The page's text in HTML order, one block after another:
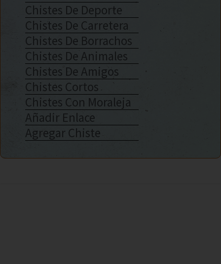
Chistes De Deporte
Chistes De Carretera
Chistes De Borrachos
Chistes De Animales
Chistes De Amigos
Chistes Cortos
Chistes Con Moraleja
Añadir Enlace
Agregar Chiste